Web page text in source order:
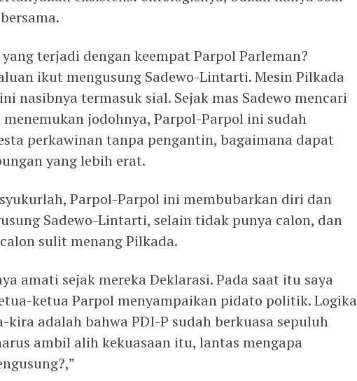
terjadi dengan keempat Parpol Parleman?
ikut mengusung Sadewo-Lintarti. Mesin Pilkada
nasibnya termasuk sial. Sejak mas Sadewo mencari
jodohnya, Parpol-Parpol ini sudah
perkawinan tanpa pengantin, bagaimana dapat
yang lebih erat.
Parpol-Parpol ini membubarkan diri dan
Sadewo-Lintarti, selain tidak punya calon, dan
sulit menang Pilkada.
amati sejak mereka Deklarasi. Pada saat itu saya
ketua Parpol menyampaikan pidato politik. Logika
adalah bahwa PDI-P sudah berkuasa sepuluh
ambil alih kekuasaan itu, lantas mengapa